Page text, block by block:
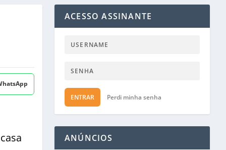
ACESSO ASSINANTE
ENTRAR Perdi minha senha
ANÚNCIOS